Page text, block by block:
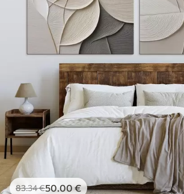
83.34€50.00€